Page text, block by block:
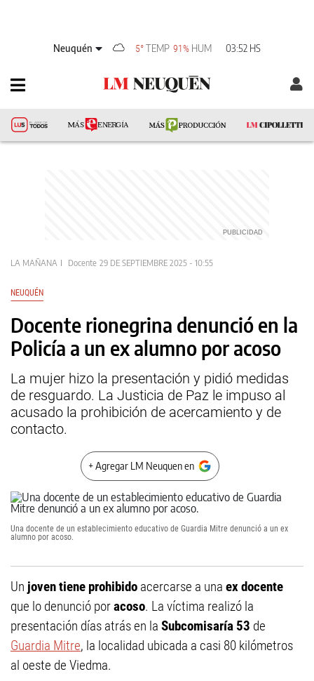
Neuquén 5° TEMP 91% HUM 03:52 HS
LA MAÑANA Docente 29 DE SEPTIEMBRE 2025 - 10:55
NEUQUÉN
Docente rionegrina denunció en la
Policía a un ex alumno por acoso
La mujer hizo la presentación y pidió medidas
de resguardo. La Justicia de Paz le impuso al
acusado la prohibición de acercamiento y de
contacto.
+ Agregar LM Neuquen en
Una docente de un establecimiento educativo de Guardia Mitre denunció a un ex
alumno por acoso.
Un joven tiene prohibido acercarse a una ex docente
que lo denunció poracoso. La víctima realizó la
presentación días atrás en la Subcomisaría 53 de
Guardia Mitre, la localidad ubicada a casi 80 kilómetros
al oeste de Viedma.